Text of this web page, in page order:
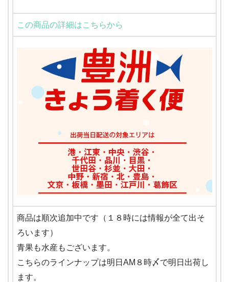
この商品の詳細はこちらから
商品は順次追加中です（１８時には情報が全て出そ
ろいます）
青果も水産もございます。
こちらのラインナップは明日AM８時〆で明日出荷し
ます。